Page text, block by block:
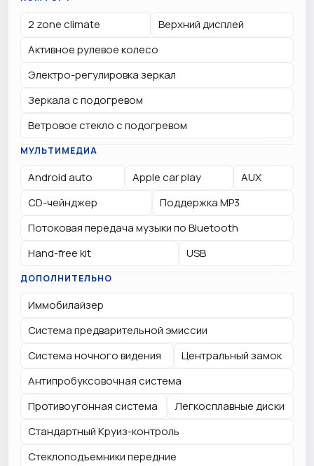
2 zone climate
Верхний дисплей
Активное рулевое колесо
Электро-регулировка зеркал
Зеркала с подогревом
Ветровое стекло с подогревом
МУЛЬТИМЕДИА
Android auto Apple car play
AUX
CD-чейнджер
Поддержка MP3
Потоковая передача музыки по Bluetooth
Hand-free kit
USB
ДОПОЛНИТЕЛЬНО
Иммобилайзер
Система предварительной эмиссии
Система ночного видения
Центральный замок
Антипробуксовочная система
Противоугонная система
Легкосплавные диски
Стандартный Круиз-контроль
Стеклоподъемники передние